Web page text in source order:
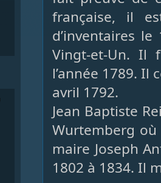
française, il
d’inventaires
Vingt-et-Un. Il
l’année 1789. Il
avril 1792.
Jean Baptiste
Wurtemberg
maire Joseph
1802 à 1834. Il